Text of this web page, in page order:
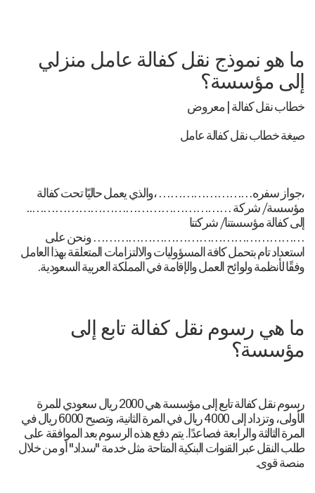
ما هو نموذج نقل كفالة عامل منزلي
إلى مؤسسة؟
خطاب نقل كفالة | معروض
صيغة خطاب نقل كفالة عامل
،جواز سفره…………………… ،والذي يعمل حاليًا تحت كفالة
مؤسسة/ شركة ……………………………………………..
إلى كفالة مؤسستنا/ شركتنا
……………………………………………… ونحن على
استعداد تام بتحمل كافة المسؤوليات والالتزامات المتعلقة بهذا العامل
وفقًا لأنظمة ولوائح العمل والإقامة في المملكة العربية السعودية.
ما هي رسوم نقل كفالة تابع إلى
مؤسسة؟
رسوم نقل كفالة تابع إلى مؤسسة هي 2000 ريال سعودي للمرة
الأولى، وتزداد إلى 4000 ريال في المرة الثانية، وتصبح 6000 ريال في
المرة الثالثة والرابعة فصاعدًا. يتم دفع هذه الرسوم بعد الموافقة على
طلب النقل عبر القنوات البنكية المتاحة مثل خدمة "سداد" أو من خلال
منصة قوى.